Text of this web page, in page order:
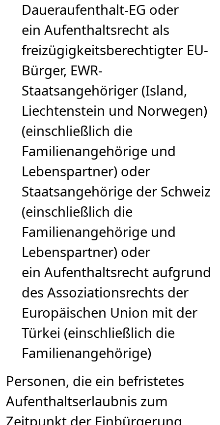
Daueraufenthalt-EG oder
ein Aufenthaltsrecht als
freizügigkeitsberechtigter EU-
Bürger, EWR-
Staatsangehöriger (Island,
Liechtenstein und Norwegen)
(einschließlich die
Familienangehörige und
Lebenspartner) oder
Staatsangehörige der Schweiz
(einschließlich die
Familienangehörige und
Lebenspartner) oder
ein Aufenthaltsrecht aufgrund
des Assoziationsrechts der
Europäischen Union mit der
Türkei (einschließlich die
Familienangehörige)
Personen, die ein befristetes
Aufenthaltserlaubnis zum
Zeitpunkt der Einbürgerung